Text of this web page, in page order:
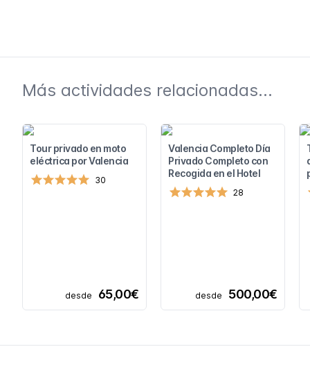
Más actividades relacionadas...
Tour privado en moto
eléctrica por Valencia
30
desde 65,00€
Valencia Completo Día
Privado Completo con
Recogida en el Hotel
28
desde 500,00€